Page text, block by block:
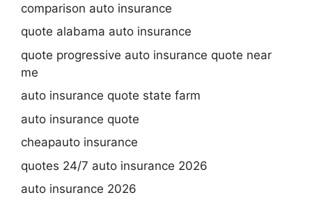
comparison auto insurance
quote alabama auto insurance
quote progressive auto insurance quote near
me
auto insurance quote state farm
auto insurance quote
cheapauto insurance
quotes 24/7 auto insurance 2026
auto insurance 2026